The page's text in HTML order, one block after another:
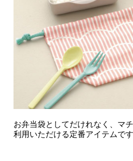
お弁当袋としてだけれなく、マ
利用いただける定番アイテムです